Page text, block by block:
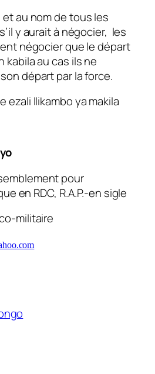
au nom de tous les
y aurait à négocier, les
négocier que le départ
kabila au cas ils ne
départ par la force.
ezali llikambo ya makila
pour
en RDC, R.A.P.-en sigle
militaire